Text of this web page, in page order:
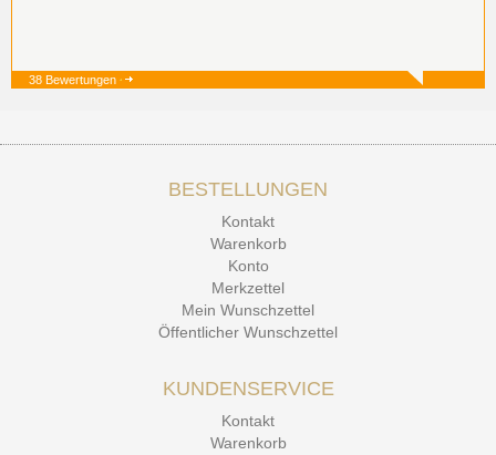
▼
38 Bewertungen
BESTELLUNGEN
Kontakt
Warenkorb
Konto
Merkzettel
Mein Wunschzettel
Öffentlicher Wunschzettel
KUNDENSERVICE
Kontakt
Warenkorb